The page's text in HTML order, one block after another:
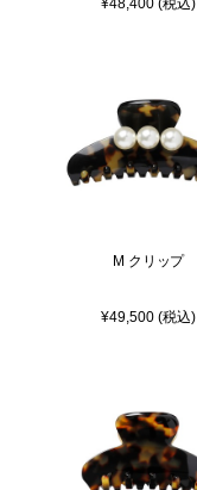
M クリップ
¥49,500 (税込)